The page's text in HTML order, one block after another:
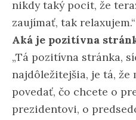
nikdy taký pocit, že
zaujímať, tak relaxujem.“
Aká je pozitívna
„Tá pozitívna stránka,
najdôležitejšia, je tá, že
povedať, čo chcete o
prezidentovi, o